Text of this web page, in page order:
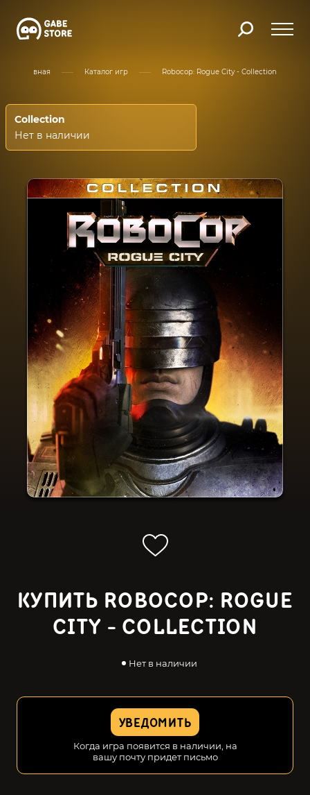
Главная Каталог игр Robocop: Rogue City - Collection
Collection
Нет в наличии
КУПИТЬ ROBOCOP: ROGUE
CITY - COLLECTION
Нет в наличии
УВЕДОМИТЬ
Когда игра появится в наличии, на
вашу почту придет письмо